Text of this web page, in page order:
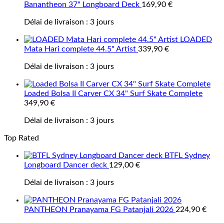
Banantheon 37" Longboard Deck 169,90 €
Délai de livraison : 3 jours
LOADED
Mata Hari complete 44.5" Artist 339,90 €
Délai de livraison : 3 jours
Loaded Bolsa II Carver CX 34" Surf Skate Complete
349,90 €
Délai de livraison : 3 jours
Top Rated
BTFL Sydney
Longboard Dancer deck 129,00 €
Délai de livraison : 3 jours
PANTHEON Pranayama FG Patanjali 2026 224,90 €